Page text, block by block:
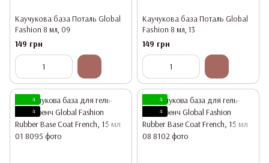
Каучукова база Поталь Global
Fashion 8 мл, 09
149 грн
Каучукова база Поталь Global
Fashion 8 мл, 13
149 грн
4
4
4
4